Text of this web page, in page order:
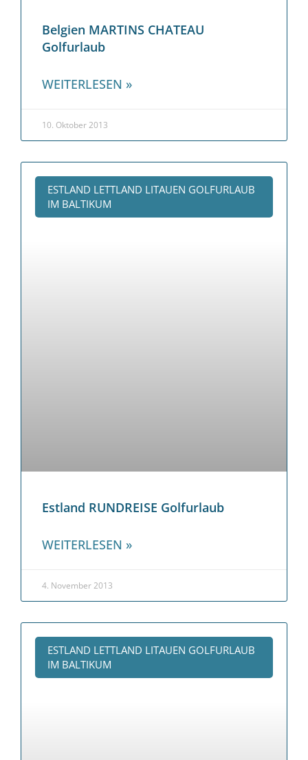
Belgien MARTINS CHATEAU
Golfurlaub
WEITERLESEN »
10. Oktober 2013
ESTLAND LETTLAND LITAUEN GOLFURLAUB
IM BALTIKUM
Estland RUNDREISE Golfurlaub
WEITERLESEN »
4. November 2013
ESTLAND LETTLAND LITAUEN GOLFURLAUB
IM BALTIKUM